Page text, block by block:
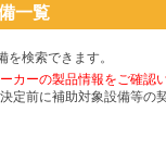
一覧
検索できます。
カーの製品情報をご確認
定前に補助対象設備等の